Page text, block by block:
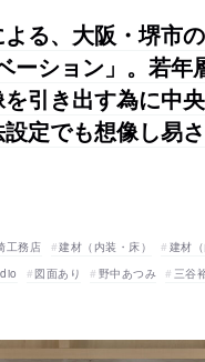
る、大阪・堺市
ーション」。若年
引き出す為に中
定でも想像し易
工務店 建材（内装・床） 建材（
図面あり 野中あつみ 三谷